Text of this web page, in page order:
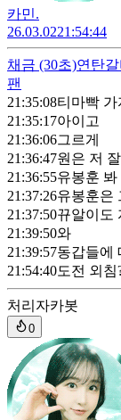
카민.
26.03.0221:54:44
채금 (30초)연탄
팬
21:35:08티마빡 가
21:35:17아이고
21:36:06그르게
21:36:47원은 저
21:36:55유봉훈 봐
21:37:26유봉훈은
21:37:50뀨알이도
21:39:50와
21:39:57동갑들에
21:54:40도전 외침
처리자카봇
0